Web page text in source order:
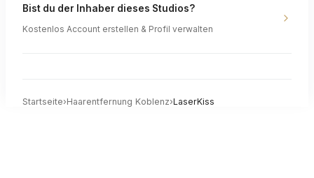
Bist du der Inhaber dieses Studios?
Kostenlos Account erstellen & Profil verwalten
Startseite›Haarentfernung Koblenz›LaserKiss